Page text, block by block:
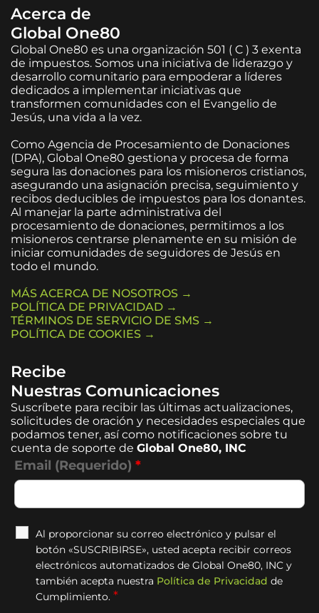
Acerca de
Global One80
Global One80 es una organización 501 ( C ) 3 exenta
de impuestos. Somos una iniciativa de liderazgo y
desarrollo comunitario para empoderar a líderes
dedicados a implementar iniciativas que
transformen comunidades con el Evangelio de
Jesús, una vida a la vez.
Como Agencia de Procesamiento de Donaciones
(DPA), Global One80 gestiona y procesa de forma
segura las donaciones para los misioneros cristianos,
asegurando una asignación precisa, seguimiento y
recibos deducibles de impuestos para los donantes.
Al manejar la parte administrativa del
procesamiento de donaciones, permitimos a los
misioneros centrarse plenamente en su misión de
iniciar comunidades de seguidores de Jesús en
todo el mundo.
MÁS ACERCA DE NOSOTROS →
POLÍTICA DE PRIVACIDAD →
TÉRMINOS DE SERVICIO DE SMS →
POLÍTICA DE COOKIES →
Recibe
Nuestras Comunicaciones
Suscríbete para recibir las últimas actualizaciones,
solicitudes de oración y necesidades especiales que
podamos tener, así como notificaciones sobre tu
cuenta de soporte de Global One80, INC
Email (Requerido) *
Al proporcionar su correo electrónico y pulsar el
botón «SUSCRIBIRSE», usted acepta recibir correos
electrónicos automatizados de Global One80, INC y
también acepta nuestra Política de Privacidad de
Cumplimiento. *